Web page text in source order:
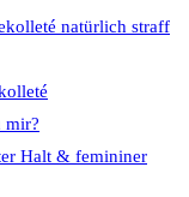
natürlich straff
mir?
Halt & femininer